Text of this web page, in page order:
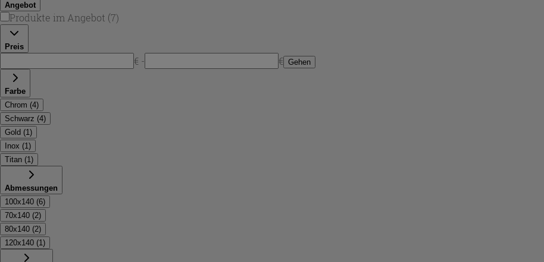
Angebot
Produkte im Angebot (7)
Preis
€ - € Gehen
Farbe
Chrom (4)
Schwarz (4)
Gold (1)
Inox (1)
Titan (1)
Abmessungen
100x140 (6)
70x140 (2)
80x140 (2)
120x140 (1)